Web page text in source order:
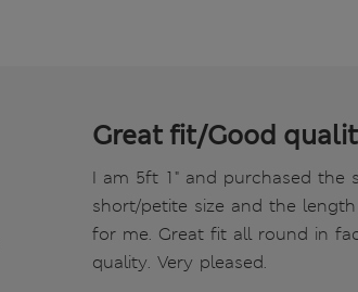
Great fit/Good
I am 5ft 1" and purchased the
short/petite size and the
for me. Great fit all round in
quality. Very pleased.